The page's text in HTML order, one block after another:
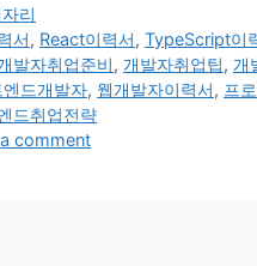
리
서, React이력서,TypeScript이
발자취업준비, 개발자취업팁, 개
드개발자, 웹개발자이력서, 프
드취업전략
comment